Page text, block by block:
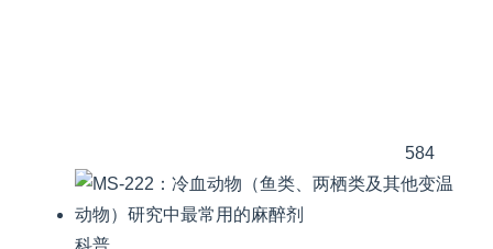
584
科普